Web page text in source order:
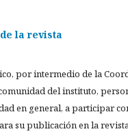
la revista
por intermedio de la
del instituto,
en general, a participar
su publicación en la